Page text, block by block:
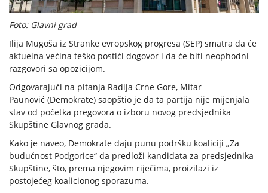
Foto: Glavni grad
Ilija Mugoša iz Stranke evropskog progresa (SEP) smatra da će
aktuelna većina teško postići dogovor i da će biti neophodni
razgovori sa opozicijom.
Odgovarajući na pitanja Radija Crne Gore, Mitar
Paunović (Demokrate) saopštio je da ta partija nije mijenjala
stav od početka pregovora o izboru novog predsjednika
Skupštine Glavnog grada.
Kako je naveo, Demokrate daju punu podršku koaliciji „Za
budućnost Podgorice“ da predloži kandidata za predsjednika
Skupštine, što, prema njegovim riječima, proizilazi iz
postojećeg koalicionog sporazuma.